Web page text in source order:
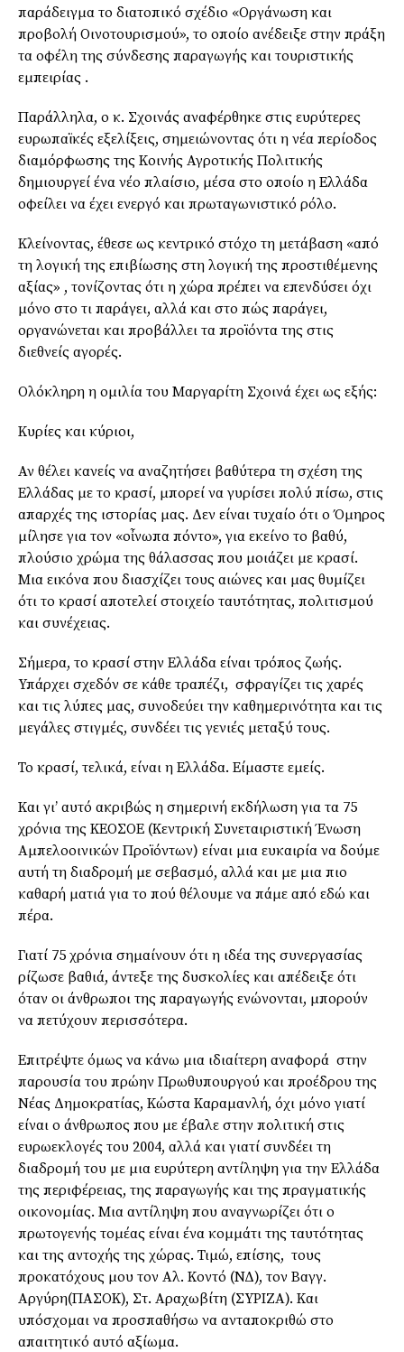
παράδειγμα το διατοπικό σχέδιο «Οργάνωση και
προβολή Οινοτουρισμού», το οποίο ανέδειξε στην πράξη
τα οφέλη της σύνδεσης παραγωγής και τουριστικής
εμπειρίας .
Παράλληλα, ο κ. Σχοινάς αναφέρθηκε στις ευρύτερες
ευρωπαϊκές εξελίξεις, σημειώνοντας ότι η νέα περίοδος
διαμόρφωσης της Κοινής Αγροτικής Πολιτικής
δημιουργεί ένα νέο πλαίσιο, μέσα στο οποίο η Ελλάδα
οφείλει να έχει ενεργό και πρωταγωνιστικό ρόλο.
Κλείνοντας, έθεσε ως κεντρικό στόχο τη μετάβαση «από
τη λογική της επιβίωσης στη λογική της προστιθέμενης
αξίας» , τονίζοντας ότι η χώρα πρέπει να επενδύσει όχι
μόνο στο τι παράγει, αλλά και στο πώς παράγει,
οργανώνεται και προβάλλει τα προϊόντα της στις
διεθνείς αγορές.
Ολόκληρη η ομιλία του Μαργαρίτη Σχοινά έχει ως εξής:
Κυρίες και κύριοι,
Αν θέλει κανείς να αναζητήσει βαθύτερα τη σχέση της
Ελλάδας με το κρασί, μπορεί να γυρίσει πολύ πίσω, στις
απαρχές της ιστορίας μας. Δεν είναι τυχαίο ότι ο Όμηρος
μίλησε για τον «οἶνωπα πόντο», για εκείνο το βαθύ,
πλούσιο χρώμα της θάλασσας που μοιάζει με κρασί.
Μια εικόνα που διασχίζει τους αιώνες και μας θυμίζει
ότι το κρασί αποτελεί στοιχείο ταυτότητας, πολιτισμού
και συνέχειας.
Σήμερα, το κρασί στην Ελλάδα είναι τρόπος ζωής.
Υπάρχει σχεδόν σε κάθε τραπέζι, σφραγίζει τις χαρές
και τις λύπες μας, συνοδεύει την καθημερινότητα και τις
μεγάλες στιγμές, συνδέει τις γενιές μεταξύ τους.
Το κρασί, τελικά, είναι η Ελλάδα. Είμαστε εμείς.
Και γι’ αυτό ακριβώς η σημερινή εκδήλωση για τα 75
χρόνια της ΚΕΟΣΟΕ (Κεντρική Συνεταιριστική Ένωση
Αμπελοοινικών Προϊόντων) είναι μια ευκαιρία να δούμε
αυτή τη διαδρομή με σεβασμό, αλλά και με μια πιο
καθαρή ματιά για το πού θέλουμε να πάμε από εδώ και
πέρα.
Γιατί 75 χρόνια σημαίνουν ότι η ιδέα της συνεργασίας
ρίζωσε βαθιά, άντεξε της δυσκολίες και απέδειξε ότι
όταν οι άνθρωποι της παραγωγής ενώνονται, μπορούν
να πετύχουν περισσότερα.
Επιτρέψτε όμως να κάνω μια ιδιαίτερη αναφορά στην
παρουσία του πρώην Πρωθυπουργού και προέδρου της
Νέας Δημοκρατίας, Κώστα Καραμανλή, όχι μόνο γιατί
είναι ο άνθρωπος που με έβαλε στην πολιτική στις
ευρωεκλογές του 2004, αλλά και γιατί συνδέει τη
διαδρομή του με μια ευρύτερη αντίληψη για την Ελλάδα
της περιφέρειας, της παραγωγής και της πραγματικής
οικονομίας. Μια αντίληψη που αναγνωρίζει ότι ο
πρωτογενής τομέας είναι ένα κομμάτι της ταυτότητας
και της αντοχής της χώρας. Τιμώ, επίσης, τους
προκατόχους μου τον Αλ. Κοντό (ΝΔ), τον Βαγγ.
Αργύρη(ΠΑΣΟΚ), Στ. Αραχωβίτη (ΣΥΡΙΖΑ). Και
υπόσχομαι να προσπαθήσω να ανταποκριθώ στο
απαιτητικό αυτό αξίωμα.